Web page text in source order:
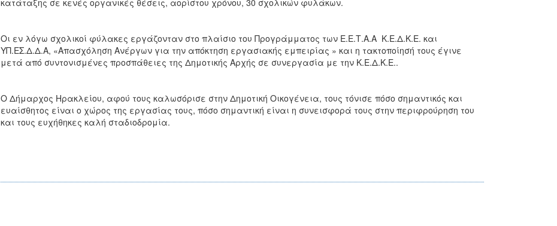
κατάταξης σε κενές οργανικές θέσεις, αορίστου χρόνου, 30 σχολικών φυλάκων.
Οι εν λόγω σχολικοί φύλακες εργάζονταν στο πλαίσιο του Προγράμματος των Ε.Ε.Τ.Α.Α  Κ.Ε.Δ.Κ.Ε. και
ΥΠ.ΕΣ.Δ.Δ.Α, «Απασχόληση Ανέργων για την απόκτηση εργασιακής εμπειρίας » και η τακτοποίησή τους έγινε
μετά από συντονισμένες προσπάθειες της Δημοτικής Αρχής σε συνεργασία με την Κ.Ε.Δ.Κ.Ε..
Ο Δήμαρχος Ηρακλείου, αφού τους καλωσόρισε στην Δημοτική Οικογένεια, τους τόνισε πόσο σημαντικός και
ευαίσθητος είναι ο χώρος της εργασίας τους, πόσο σημαντική είναι η συνεισφορά τους στην περιφρούρηση του
και τους ευχήθηκες καλή σταδιοδρομία.